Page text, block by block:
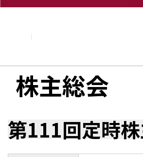
役員・執行役員
国内・海外のNAGASEグループ
株主総会
第111回定時